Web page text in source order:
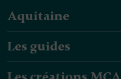
Aquitaine
Les guides